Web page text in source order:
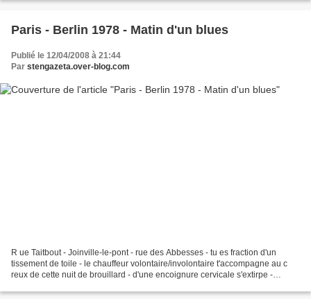
Paris - Berlin 1978 - Matin d'un blues
Publié le 12/04/2008 à 21:44
Par stengazeta.over-blog.com
R ue Taitbout - Joinville-le-pont - rue des Abbesses - tu es fraction d'un
tissement de toile - le chauffeur volontaire/involontaire t'accompagne au c
reux de cette nuit de brouillard - d'une encoignure cervicale s'extirpe -